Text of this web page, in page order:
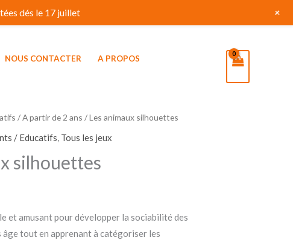
NOUS CONTACTER
A PROPOS
/A partir de 2 ans / Les animaux silhouettes
/ Educatifs, Tous les jeux
silhouettes
et amusant pour développer la sociabilité des
âge tout en apprenant à catégoriser les
dés le 17 juillet +